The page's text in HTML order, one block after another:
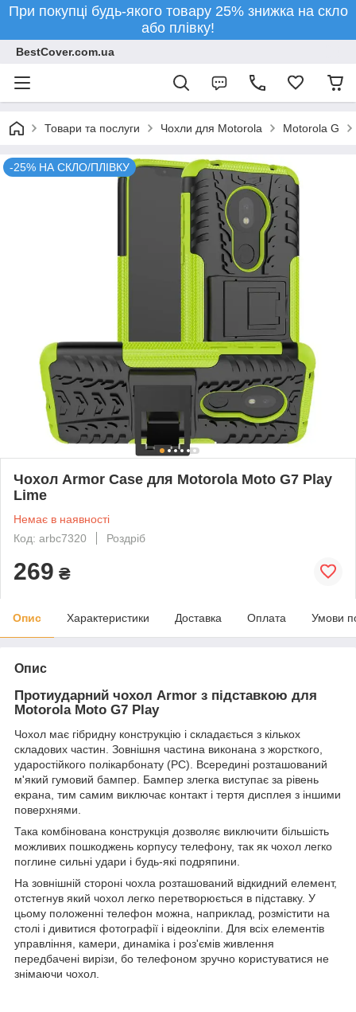
При покупці будь-якого товару 25% знижка на скло
або плівку!
BestCover.com.ua
Товари та послуги Чохли для Motorola Motorola G
-25% НА СКЛО/ПЛІВКУ
Чохол Armor Case для Motorola Moto G7 Play
Lime
Немає в наявності
Код: arbc7320
Роздріб
269 ₴
Опис Характеристики Доставка Оплата Умови
Опис
Протиударний чохол Armor з підставкою для
Motorola Moto G7 Play
Чохол має гібридну конструкцію і складається з кількох
складових частин. Зовнішня частина виконана з жорсткого,
ударостійкого полікарбонату (PC). Всередині розташований
м'який гумовий бампер. Бампер злегка виступає за рівень
екрана, тим самим виключає контакт і тертя дисплея з іншими
поверхнями.
Така комбінована конструкція дозволяє виключити більшість
можливих пошкоджень корпусу телефону, так як чохол легко
поглине сильні удари і будь-які подряпини.
На зовнішній стороні чохла розташований відкидний елемент,
отстегнув який чохол легко перетворюється в підставку. У
цьому положенні телефон можна, наприклад, розмістити на
столі і дивитися фотографії і відеокліпи. Для всіх елементів
управління, камери, динаміка і роз'ємів живлення
передбачені вирізи, бо телефоном зручно користуватися не
знімаючи чохол.